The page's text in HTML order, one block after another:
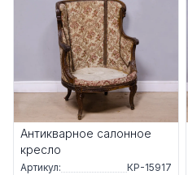
Антикварное салонное
кресло
Артикул:
КР-15917